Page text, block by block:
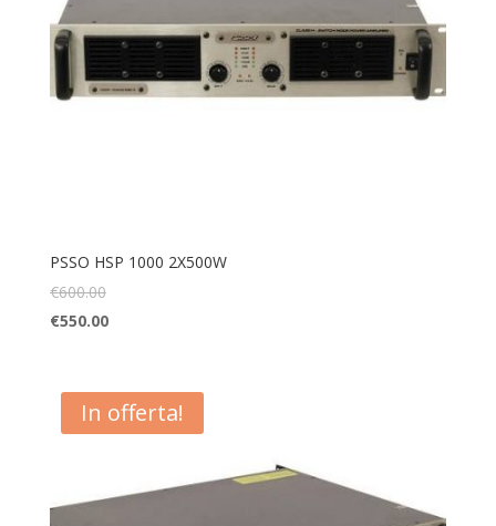
PSSO HSP 1000 2X500W
€600.00
€550.00
In offerta!